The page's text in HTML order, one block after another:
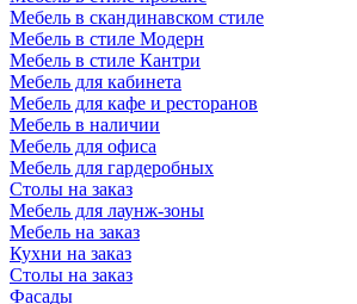
Мебель в скандинавском стиле
Мебель в стиле Модерн
Мебель в стиле Кантри
Мебель для кабинета
Мебель для кафе и ресторанов
Мебель в наличии
Мебель для офиса
Мебель для гардеробных
Столы на заказ
Мебель для лаунж-зоны
Мебель на заказ
Кухни на заказ
Столы на заказ
Фасады